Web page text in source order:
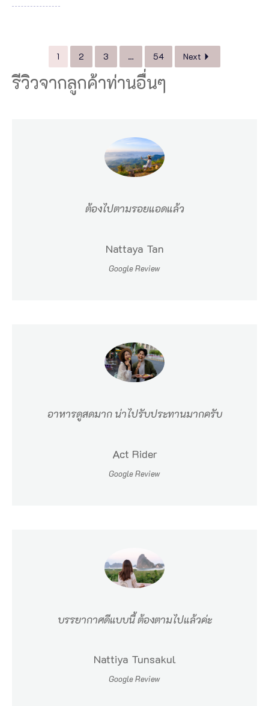
1 2 3 … 54 Next
รีวิวจากลูกค้าท่านอื่นๆ
ต้องไปตามรอยแอดแล้ว
Nattaya Tan
Google Review
อาหารดูสดมาก น่าไปรับประทานมากครับ
Act Rider
Google Review
บรรยากาศดีแบบนี้ ต้องตามไปแล้วค่ะ
Nattiya Tunsakul
Google Review